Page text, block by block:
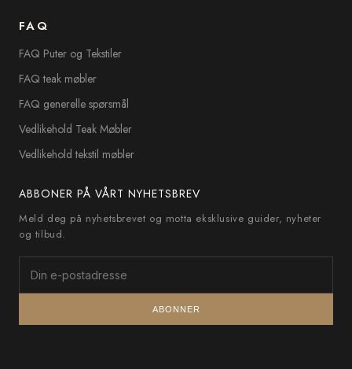
FAQ
FAQ Puter og Tekstiler
FAQ teak møbler
FAQ generelle spørsmål
Vedlikehold Teak Møbler
Vedlikehold tekstil møbler
ABBONER PÅ VÅRT NYHETSBREV
Meld deg på nyhetsbrevet og motta eksklusive guider, nyheter
og tilbud.
ABONNER